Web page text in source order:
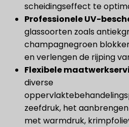
scheidingseffect te
Professionele UV-
glassoorten zoals
champagnegroen
en verlengen de rijping
Flexibele
diverse
zeefdruk, het
met warmdruk,